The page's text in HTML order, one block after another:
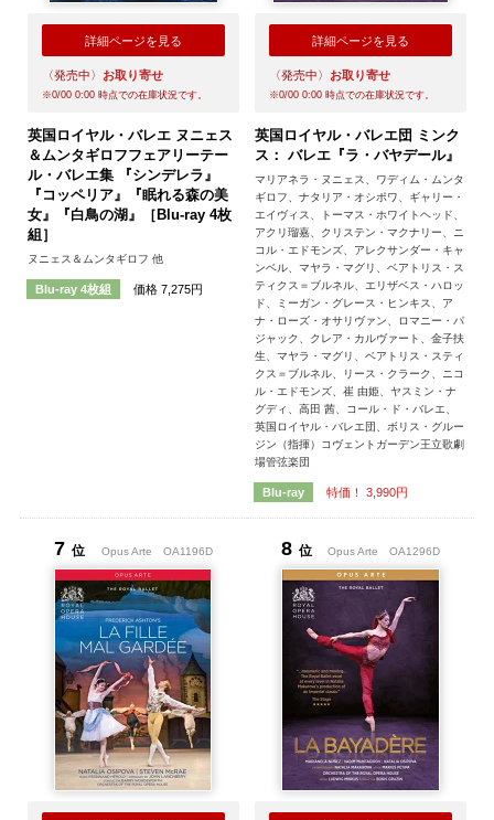
詳細ページを見る
〈発売中〉 お取り寄せ
※0/00 0:00時点での在庫状況です。
英国ロイヤル・バレエ ヌニェス
＆ムンタギロフフェアリーテー
ル・バレエ集 『シンデレラ』
『コッペリア』『眠れる森の美
女』『白鳥の湖』［Blu-ray 4枚
組］
ヌニェス＆ムンタギロフ 他
Blu-ray 4枚組 価格 7,275円
詳細ページを見る
〈発売中〉 お取り寄せ
※0/00 0:00時点での在庫状況です。
英国ロイヤル・バレエ団 ミンク
ス： バレエ『ラ・バヤデール』
マリアネラ・ヌニェス、ワディム・ムンタ
ギロフ、ナタリア・オシポワ、ギャリー・
エイヴィス、トーマス・ホワイトヘッド、
アクリ瑠嘉、クリステン・マクナリー、ニ
コル・エドモンズ、アレクサンダー・キャ
ンベル、マヤラ・マグリ、ベアトリス・ス
ティクス＝ブルネル、エリザベス・ハロッ
ド、ミーガン・グレース・ヒンキス、ア
ナ・ローズ・オサリヴァン、ロマニー・パ
ジャック、クレア・カルヴァート、金子扶
生、マヤラ・マグリ、ベアトリス・スティ
クス＝ブルネル、リース・クラーク、ニコ
ル・エドモンズ、崔 由姫、ヤスミン・ナ
グディ、高田 茜、コール・ド・バレエ、
英国ロイヤル・バレエ団、ボリス・グルー
ジン（指揮）コヴェントガーデン王立歌劇
場管弦楽団
Blu-ray 特価！ 3,990円
7 位 Opus Arte OA1196D 8 位 Opus ArteOA1296D